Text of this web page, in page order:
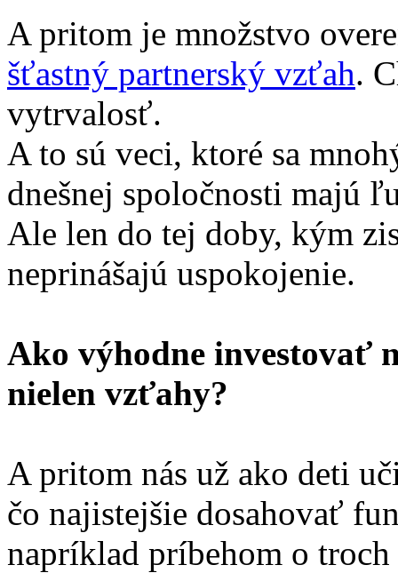
A pritom je množstvo
šťastný partnerský vzťah.
vytrvalosť.
A to sú veci, ktoré sa
dnešnej spoločnosti majú
Ale len do tej doby, kým
neprinášajú uspokojenie.
Ako výhodne investovať
nielen vzťahy?
A pritom nás už ako deti
čo najistejšie dosahovať
napríklad príbehom o troch